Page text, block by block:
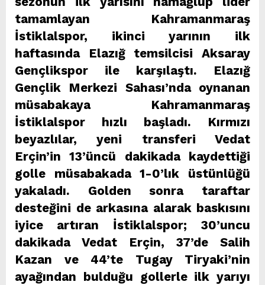
tamamlayan Kahramanmaraş
İstiklalspor, ikinci yarının ilk
haftasında Elazığ temsilcisi Aksaray
Gençlikspor ile karşılaştı. Elazığ
Gençlik Merkezi Sahası’nda oynanan
müsabakaya Kahramanmaraş
İstiklalspor hızlı başladı. Kırmızı
beyazlılar, yeni transferi Vedat
Erçin’in 13’üncü dakikada kaydettiği
golle müsabakada 1-0’lık üstünlüğü
yakaladı. Golden sonra taraftar
desteğini de arkasına alarak baskısını
iyice artıran İstiklalspor; 30’uncu
dakikada Vedat Erçin, 37’de Salih
Kazan ve 44’te Tugay Tiryaki’nin
ayağından bulduğu gollerle ilk yarıyı